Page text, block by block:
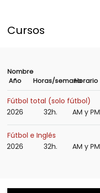
Cursos
Nombre
Año
Horas/semanaHorario
Fútbol total (solo fútbol)
2026
32h. AM y PM
Fútbol e Inglés
2026
32h. AM y PM